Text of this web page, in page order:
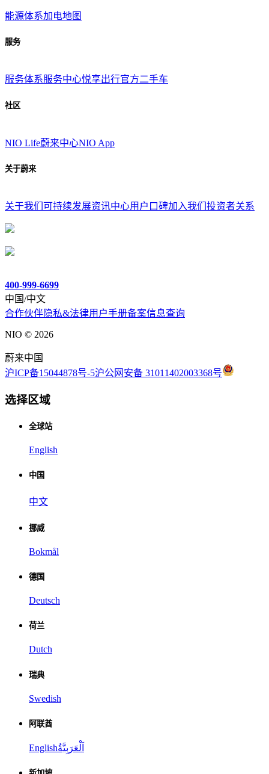
能源体系加电地图
服务
服务体系服务中心悦享出行官方二手车
社区
NIO Life蔚来中心NIO App
关于蔚来
关于我们 可持续发展资讯中心用户口碑加入我们 投资者关系
400-999-6699
中国/中文
合作伙伴隐私&法律用户手册备案信息查询
NIO © 2026
蔚来中国
沪ICP备15044878号-5沪公网安备 31011402003368号
选择区域
全球站
English
中国
中文
挪威
Bokmål
德国
Deutsch
荷兰
Dutch
瑞典
Swedish
阿联酋
Englishاَلْعَرَبِيَّةُ